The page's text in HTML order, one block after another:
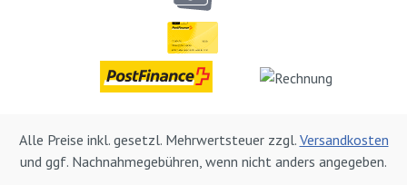
Alle Preise inkl. gesetzl. Mehrwertsteuer zzgl. Versandkosten
und ggf. Nachnahmegebühren, wenn nicht anders angegeben.